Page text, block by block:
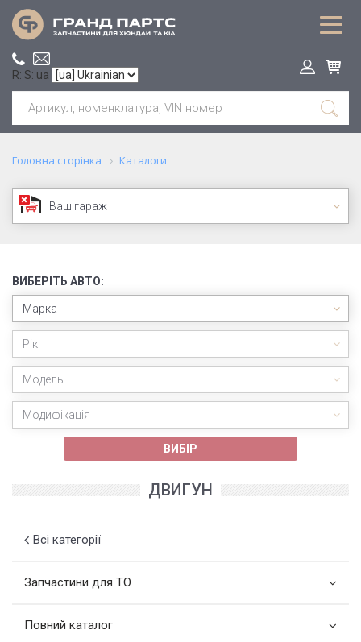
R: S: ua
Головна сторінка Каталоги
Ваш гараж
ВИБЕРІТЬ АВТО:
Марка
Рік
Модель
Модифікація
ВИБІР
ДВИГУН
Всі категорії
Запчастини для ТО
Повний каталог